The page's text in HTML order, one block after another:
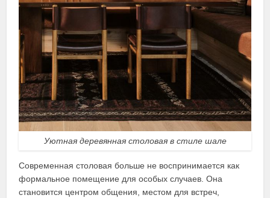
Уютная деревянная столовая в стиле шале
Современная столовая больше не воспринимается как
формальное помещение для особых случаев. Она
становится центром общения, местом для встреч,